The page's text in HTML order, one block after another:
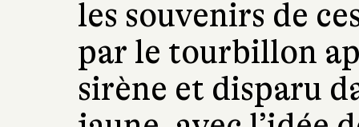
les souvenirs de
par le tourbillon
sirène et disparu